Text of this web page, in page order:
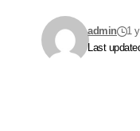
Last
admin 1